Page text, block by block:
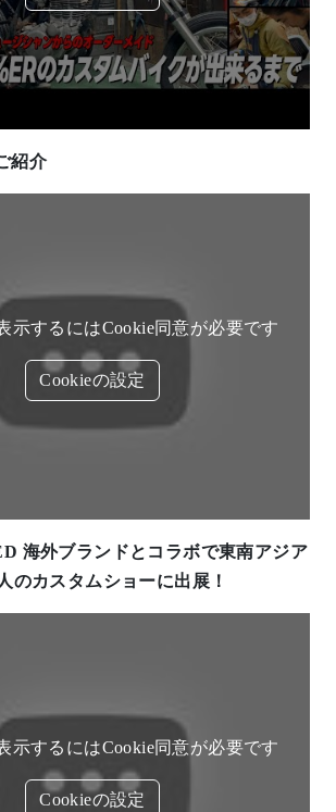
紹介
示するにはCookie同意が必要です
Cookieの設定
海外ブランドとコラボで東南アジア
のカスタムショーに出展！
示するにはCookie同意が必要です
Cookieの設定